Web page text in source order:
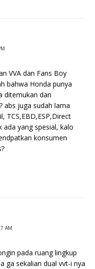
VVA dan Fans Boy
bahwa Honda punya
ditemukan dan
abs juga sudah lama
TCS,EBD,ESP,Direct
ada yang spesial, kalo
konsumen
AM
pada ruang lingkup
ga sekalian dual vvt-i nya